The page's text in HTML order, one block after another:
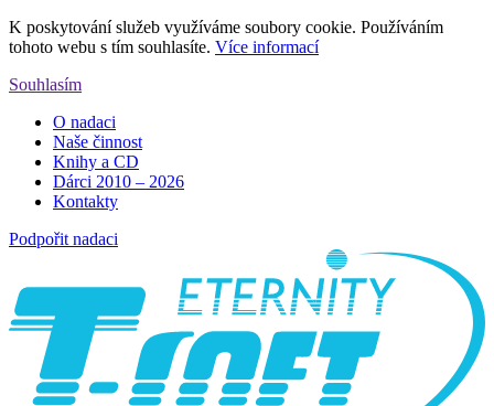
K poskytování služeb využíváme soubory cookie. Používáním
tohoto webu s tím souhlasíte. Více informací
Souhlasím
O nadaci
Naše činnost
Knihy a CD
Dárci 2010 – 2026
Kontakty
Podpořit nadaci